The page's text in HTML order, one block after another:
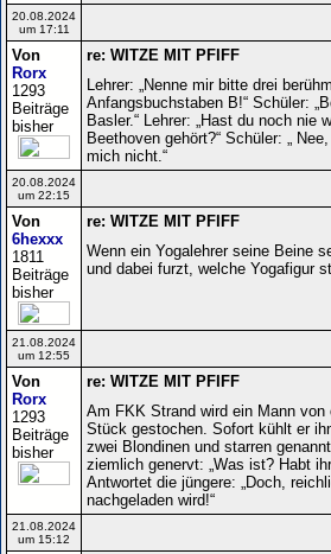
20.08.2024
um 17:11
Von
Rorx
1293
Beiträge
bisher
re: WITZE MIT PFIFF
Lehrer: „Nenne mir bitte drei
Anfangsbuchstaben B!“ Schüler:
Basler.“ Lehrer: „Hast du noch nie
Beethoven gehört?“ Schüler: „
mich nicht.“
20.08.2024
um 22:15
Von
6hexxx
1811
Beiträge
bisher
re: WITZE MIT PFIFF
Wenn ein Yogalehrer seine Beine
und dabei furzt, welche Yogafigur
21.08.2024
um 12:55
Von
Rorx
1293
Beiträge
bisher
re: WITZE MIT PFIFF
Am FKK Strand wird ein Mann
Stück gestochen. Sofort kühlt er
zwei Blondinen und starren
ziemlich genervt: „Was ist? Habt
Antwortet die jüngere: „Doch,
nachgeladen wird!“
21.08.2024
um 15:12